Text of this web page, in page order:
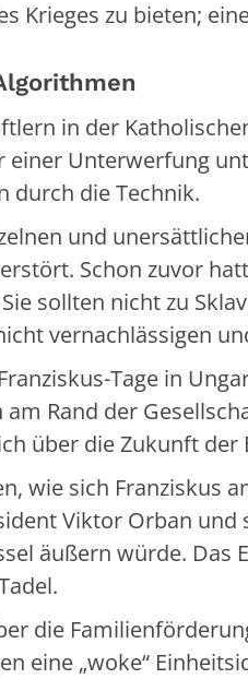
Krieges zu bieten;
in der
Unterwerfung
durch die Technik.
und
Schon zuvor
sollten nicht zu
vernachlässigen
Tage in
Rand der
über die Zukunft der
wie sich Franziskus
Viktor Orban und
äußern würde. Das
die
eine „woke“